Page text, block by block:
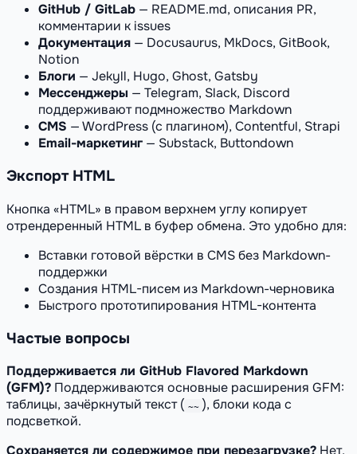
GitHub / GitLab — README.md, описания PR,
комментарии к issues
Документация — Docusaurus, MkDocs, GitBook,
Notion
Блоги — Jekyll, Hugo, Ghost, Gatsby
Мессенджеры — Telegram, Slack, Discord
поддерживают подмножество Markdown
CMS — WordPress (с плагином), Contentful, Strapi
Email-маркетинг — Substack, Buttondown
Экспорт HTML
Кнопка «HTML» в правом верхнем углу копирует
отрендеренный HTML в буфер обмена. Это удобно для:
Вставки готовой вёрстки в CMS без Markdown-
поддержки
Создания HTML-писем из Markdown-черновика
Быстрого прототипирования HTML-контента
Частые вопросы
Поддерживается ли GitHub Flavored Markdown
(GFM)? Поддерживаются основные расширения GFM:
таблицы, зачёркнутый текст ( ~~ ), блоки кода с
подсветкой.